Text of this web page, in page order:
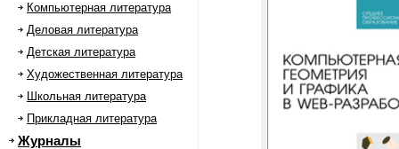
Компьютерная литература
Деловая литература
Детская литература
Художественная литература
Школьная литература
Прикладная литература
Журналы